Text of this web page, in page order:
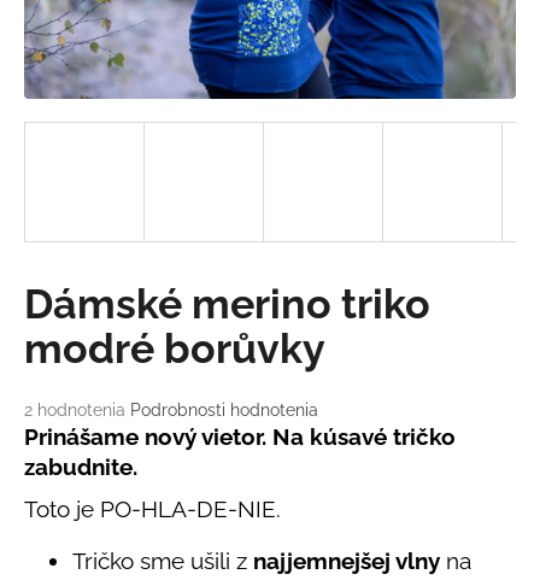
Priemerné
hodnotenie
produktu
je
5,0
z
hviezdičiek.
2 hodnotenia Podrobnosti hodnotenia
Dámské merino triko
modré borůvky
Prinášame nový vietor. Na kúsavé tričko
zabudnite.
Toto je PO-HLA-DE-NIE.
Tričko sme ušili z najjemnejšej vlny na
á
j
s
ť
d
p
o
ú